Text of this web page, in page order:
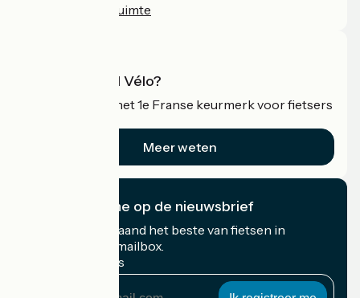
Professionele ruimte
Wat is Accueil Vélo?
Accueil Vélo is het 1e Franse keurmerk voor fietsers
Meer weten
Ik abonneer me op de nieuwsbrief
Ontvang elke maand het beste van fietsen in
Frankrijk in uw mailbox.
Mijn e-mailadres